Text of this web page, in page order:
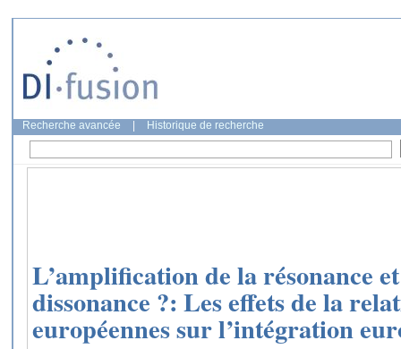
Recherche avancée Historique de recherche
L’amplification de la résonance
dissonance ?: Les effets de la
européennes sur l’intégration